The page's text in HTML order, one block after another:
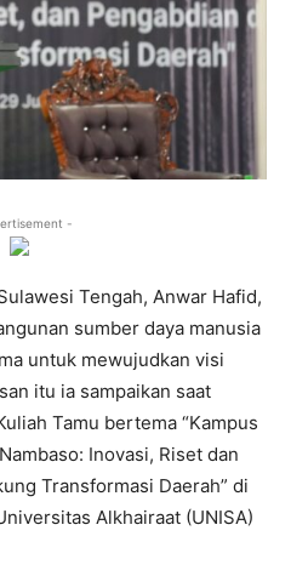
-
Tengah, Anwar Hafid,
sumber daya manusia
untuk mewujudkan visi
itu ia sampaikan saat
Tamu bertema “Kampus
Inovasi, Riset dan
Transformasi Daerah” di
Alkhairaat (UNISA)